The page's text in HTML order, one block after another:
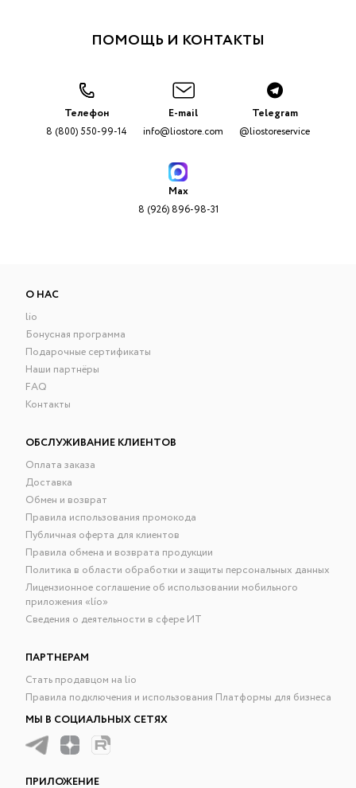
ПОМОЩЬ И КОНТАКТЫ
Телефон
8 (800) 550-99-14
E-mail
info@liostore.com
Telegram
@liostoreservice
Max
8 (926) 896-98-31
О НАС
lio
Бонусная программа
Подарочные сертификаты
Наши партнёры
FAQ
Контакты
ОБСЛУЖИВАНИЕ КЛИЕНТОВ
Оплата заказа
Доставка
Обмен и возврат
Правила использования промокода
Публичная оферта для клиентов
Правила обмена и возврата продукции
Политика в области обработки и защиты персональных данных
Лицензионное соглашение об использовании мобильного
приложения «lío»
Сведения о деятельности в сфере ИТ
ПАРТНЕРАМ
Стать продавцом на lio
Правила подключения и использования Платформы для бизнеса
МЫ В СОЦИАЛЬНЫХ СЕТЯХ
ПРИЛОЖЕНИЕ